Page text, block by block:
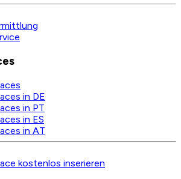
in DE
in PT
in ES
in AT
kostenlos inserieren